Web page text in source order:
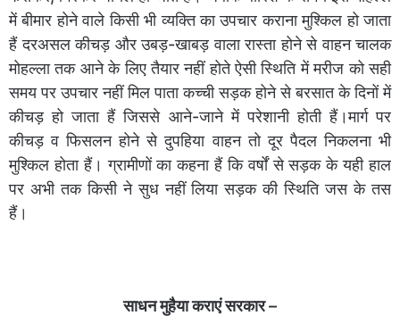
में बीमार होने वाले किसी भी व्यक्ति का उपचार कराना मुश्किल हो जाता
हैं दरअसल कीचड़ और उबड़-खाबड़ वाला रास्ता होने से वाहन चालक
मोहल्ला तक आने के लिए तैयार नहीं होते ऐसी स्थिति में मरीज को सही
समय पर उपचार नहीं मिल पाता कच्ची सड़क होने से बरसात के दिनों में
कीचड़ हो जाता हैं जिससे आने-जाने में परेशानी होती हैं।मार्ग पर
कीचड़ व फिसलन होने से दुपहिया वाहन तो दूर पैदल निकलना भी
मुश्किल होता हैं। ग्रामीणों का कहना हैं कि वर्षों से सड़क के यही हाल
पर अभी तक किसी ने सुध नहीं लिया सड़क की स्थिति जस के तस
हैं।
साधन मुहैया कराएं सरकार –